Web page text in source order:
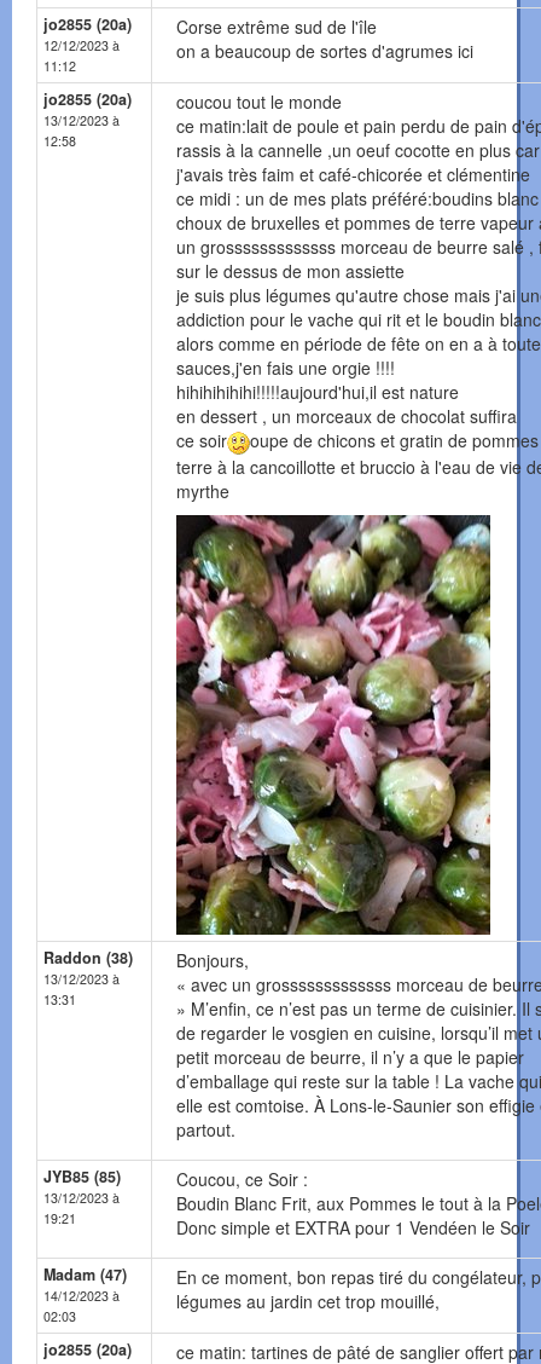
jo2855 (20a)
12/12/2023 à
11:12
Corse extrême sud de l'île
on a beaucoup de sortes d'agrumes ici
jo2855 (20a)
13/12/2023 à
12:58
coucou tout le monde
ce matin:lait de poule et pain perdu de pain
rassis à la cannelle ,un oeuf cocotte en plus car
j'avais très faim et café-chicorée et clémentine
ce midi : un de mes plats préféré:boudins
choux de bruxelles et pommes de terre vapeur
un grosssssssssssss morceau de beurre salé ,
sur le dessus de mon assiette
je suis plus légumes qu'autre chose mais j'ai
addiction pour le vache qui rit et le boudin
alors comme en période de fête on en a à
sauces,j'en fais une orgie !!!!
hihihihihihi!!!!!aujourd'hui,il est nature
en dessert , un morceaux de chocolat suffira
ce soir
oupe de chicons et gratin de
terre à la cancoillotte et bruccio à l'eau de vie
myrthe
Raddon (38)
13/12/2023 à
13:31
Bonjours,
« avec un grosssssssssssss morceau de
» M’enfin, ce n’est pas un terme de cuisinier. Il
de regarder le vosgien en cuisine, lorsqu’il met
petit morceau de beurre, il n’y a que le papier
d’emballage qui reste sur la table ! La vache
elle est comtoise. À Lons-le-Saunier son effigie
partout.
JYB85 (85)
13/12/2023 à
19:21
Coucou, ce Soir :
Boudin Blanc Frit, aux Pommes le tout à la
Donc simple et EXTRA pour 1 Vendéen le Soir
Madam (47)
14/12/2023 à
02:03
En ce moment, bon repas tiré du congélateur,
légumes au jardin cet trop mouillé,
jo2855 (20a) ce matin: tartines de pâté de sanglier offert par